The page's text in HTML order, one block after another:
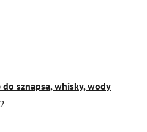
sznapsa, whisky, wody